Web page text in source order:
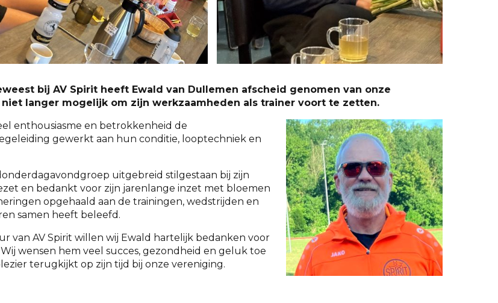
bij AV Spirit heeft Ewald van Dullemen afscheid genomen van onze
langer mogelijk om zijn werkzaamheden als trainer voort te zetten.
enthousiasme en betrokkenheid de
gewerkt aan hun conditie, looptechniek en
uitgebreid stilgestaan bij zijn
en bedankt voor zijn jarenlange inzet met bloemen
opgehaald aan de trainingen, wedstrijden en
samen heeft beleefd.
van AV Spirit willen wij Ewald hartelijk bedanken voor
wensen hem veel succes, gezondheid en geluk toe
terugkijkt op zijn tijd bij onze vereniging.